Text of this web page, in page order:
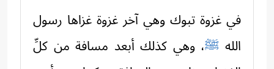
في غزوة تبوك وهي آخر غزوة غزاها رسول
الله ﷺ، وهي كذلك أبعد مسافة من كلِّ